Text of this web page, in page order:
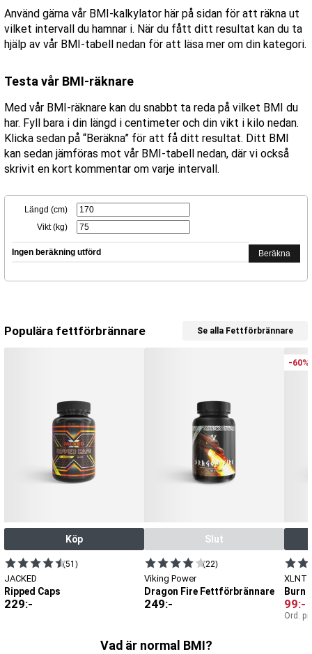
Använd gärna vår BMI-kalkylator här på sidan för att räkna ut
vilket intervall du hamnar i. När du fått ditt resultat kan du ta
hjälp av vår BMI-tabell nedan för att läsa mer om din kategori.
Testa vår BMI-räknare
Med vår BMI-räknare kan du snabbt ta reda på vilket BMI du
har. Fyll bara i din längd i centimeter och din vikt i kilo nedan.
Klicka sedan på “Beräkna” för att få ditt resultat. Ditt BMI
kan sedan jämföras mot vår BMI-tabell nedan, där vi också
skrivit en kort kommentar om varje intervall.
Populära fettförbrännare Se alla Fettförbrännare
Köp
(51)
JACKED
Ripped Caps
229:-
Slut
(22)
Viking Power
Dragon Fire Fettförbrännare
249:-
-60%
XLNT
Burn
99:-
Ord.
Vad är normal BMI?